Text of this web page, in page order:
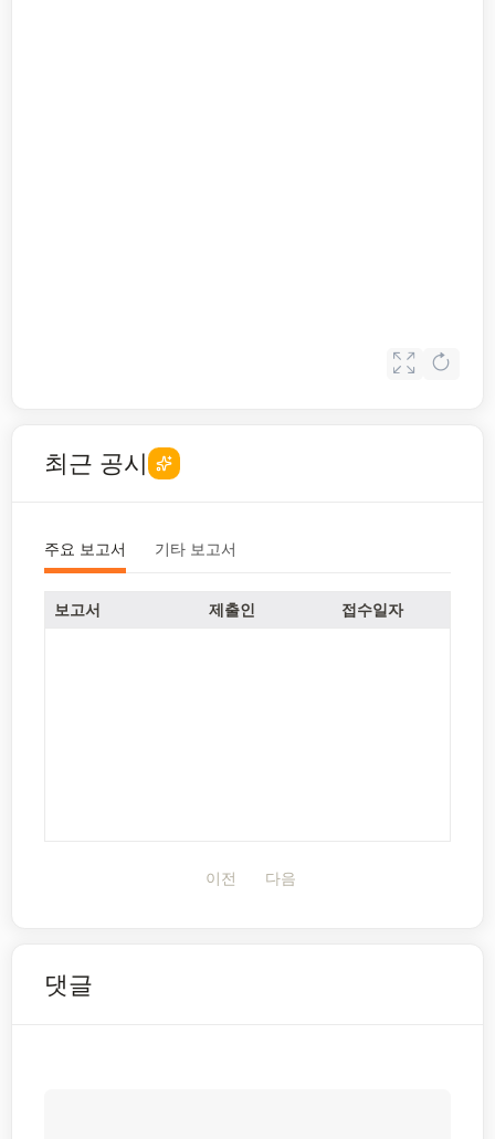
최근 공시
주요 보고서 기타 보고서
보고서 제출인 접수일자
이전 다음
댓글